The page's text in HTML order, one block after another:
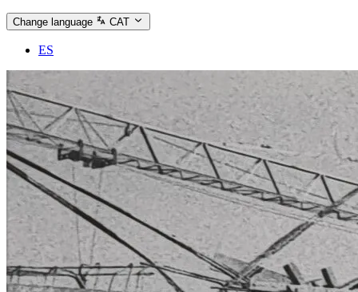
Change language CAT
ES